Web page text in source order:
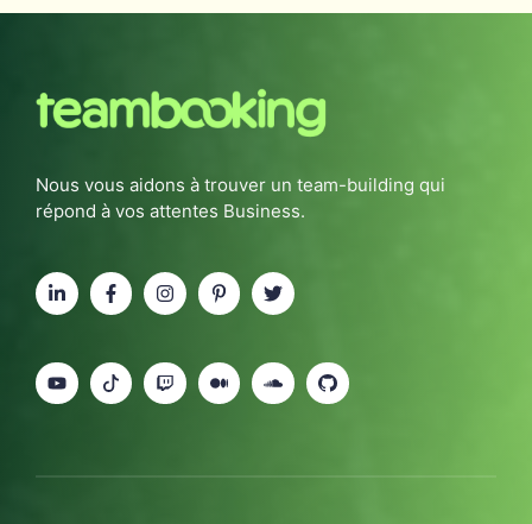
Nous vous aidons à trouver un team-building qui
répond à vos attentes Business.